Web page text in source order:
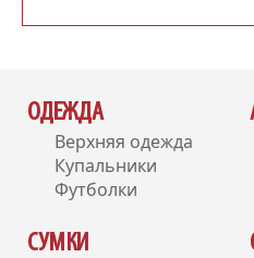
ОДЕЖДА
Верхняя одежда
Купальники
Футболки
СУМКИ